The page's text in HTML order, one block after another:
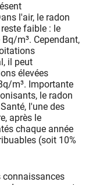
l'air, le radon
faible : le
m³. Cependant,
il peut
élevées
m³. Importante
le radon
l'une des
après le
chaque année
(soit 10%
connaissances